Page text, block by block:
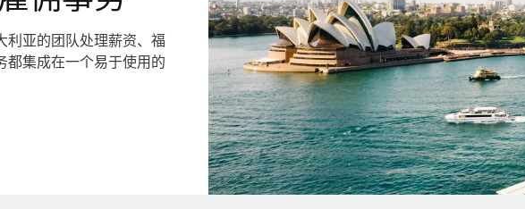
利亚的团队处理薪资、福
都集成在一个易于使用的